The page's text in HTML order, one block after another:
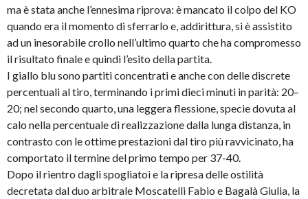
ma è stata anche l’ennesima riprova: è mancato il colpo del KO
quando era il momento di sferrarlo e, addirittura, si è assistito
ad un inesorabile crollo nell’ultimo quarto che ha compromesso
il risultato finale e quindi l’esito della partita.
I giallo blu sono partiti concentrati e anche con delle discrete
percentuali al tiro, terminando i primi dieci minuti in parità: 20–
20; nel secondo quarto, una leggera flessione, specie dovuta al
calo nella percentuale di realizzazione dalla lunga distanza, in
contrasto con le ottime prestazioni dal tiro più ravvicinato, ha
comportato il termine del primo tempo per 37-40.
Dopo il rientro dagli spogliatoi e la ripresa delle ostilità
decretata dal duo arbitrale Moscatelli Fabio e Bagalà Giulia, la